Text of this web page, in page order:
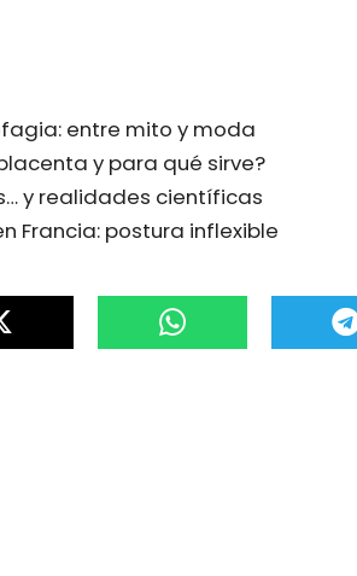
entre mito y moda
y para qué sirve?
y realidades científicas
Francia: postura inflexible